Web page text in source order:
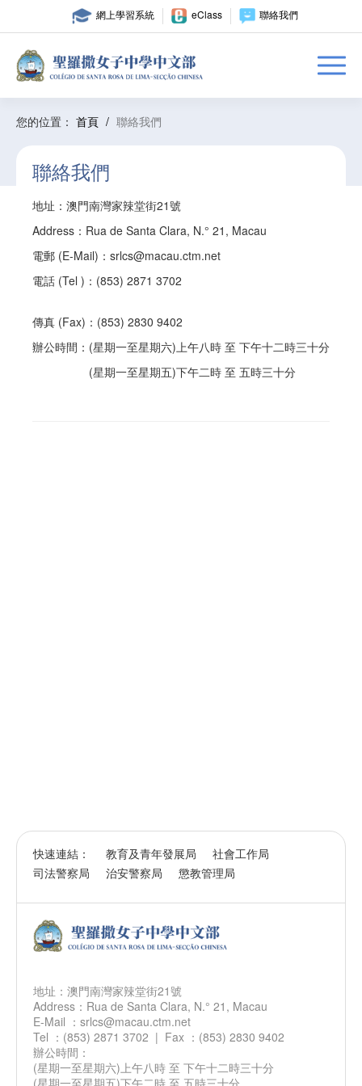
網上學習系統 eClass 聯絡我們
您的位置： 首頁 / 聯絡我們
聯絡我們
地址：澳門南灣家辣堂街21號
Address：Rua de Santa Clara, N.° 21, Macau
電郵 (E-Mail)： srlcs@macau.ctm.net
電話 (Tel )：(853) 2871 3702
傳真 (Fax)：(853) 2830 9402
辦公時間：(星期一至星期六)上午八時 至 下午十二時三十分
(星期一至星期五)下午二時 至 五時三十分
快速連結： 教育及青年發展局
社會工作局
司法警察局
治安警察局 懲教管理局
地址：澳門南灣家辣堂街21號
Address：Rua de Santa Clara, N.° 21, Macau
E-Mail ：srlcs@macau.ctm.net
Tel ：(853) 2871 3702 | Fax ：(853) 2830 9402
辦公時間：
(星期一至星期六)上午八時 至 下午十二時三十分
(星期一至星期五)下午二時 至 五時三十分